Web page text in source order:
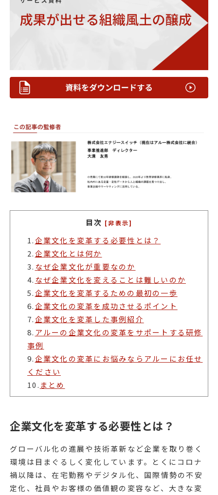
目次 [非表示]
1.企業文化を変革する必要性とは？
2.企業文化とは何か
3. なぜ企業文化が重要なのか
4. なぜ企業文化を変えることは難しいのか
5.企業文化を変革するための最初の一歩
6.企業文化の変革を成功させるポイント
7.企業文化を変革した事例紹介
8. アルーの企業文化の変革をサポートする研修
事例
9.企業文化の変革にお悩みならアルーにお任せ
ください
10. まとめ
企業文化を変革する必要性とは？
グローバル化の進展や技術革新など企業を取り巻く
環境は目まぐるしく変化しています。とくにコロナ
禍以降は、在宅勤務やデジタル化、国際情勢の不安
定化、社員やお客様の価値観の変容など、大きな変